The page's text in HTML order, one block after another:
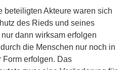
beteiligten Akteure waren sich
des Rieds und seines
dann wirksam erfolgen
die Menschen nur noch in
erfolgen. Das